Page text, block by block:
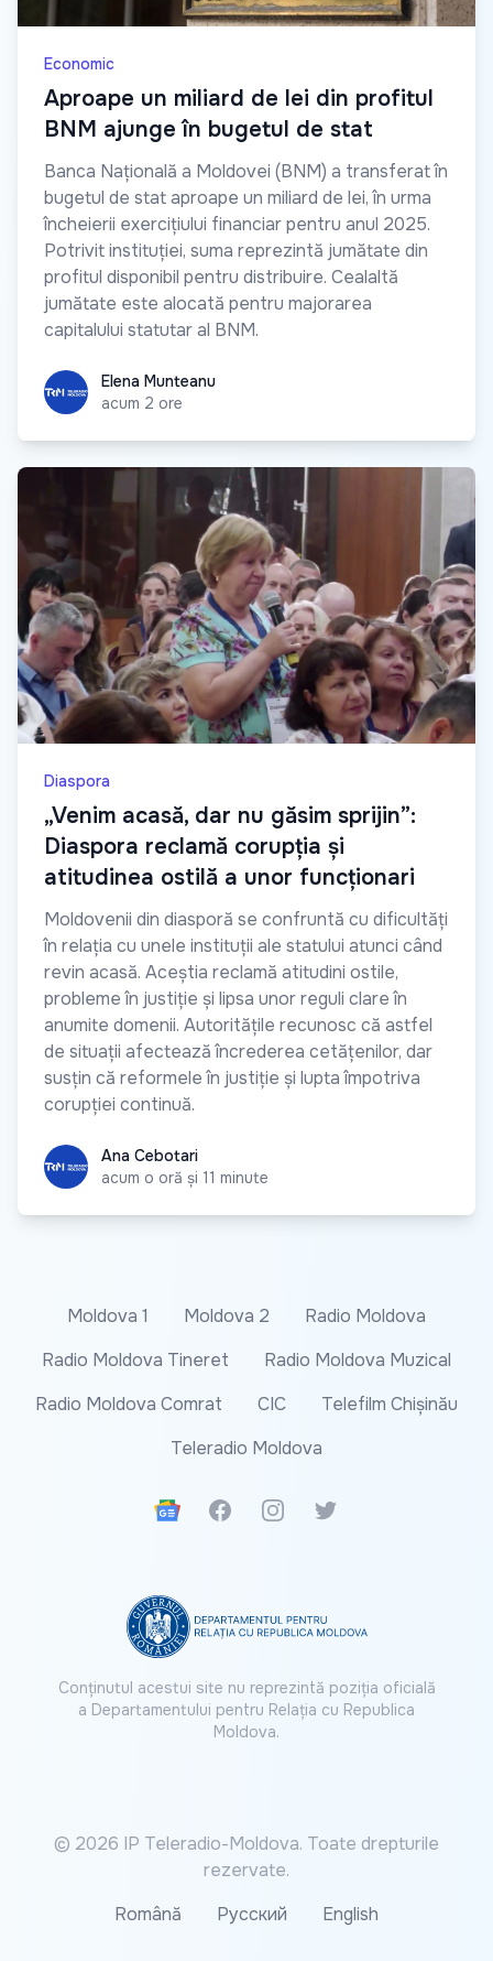
Economic
Aproape un miliard de lei din profitul
BNM ajunge în bugetul de stat
Banca Națională a Moldovei (BNM) a transferat în
bugetul de stat aproape un miliard de lei, în urma
încheierii exercițiului financiar pentru anul 2025.
Potrivit instituției, suma reprezintă jumătate din
profitul disponibil pentru distribuire. Cealaltă
jumătate este alocată pentru majorarea
capitalului statutar al BNM.
Elena Munteanu
Elena Munteanu
acum 2 ore
Diaspora
„Venim acasă, dar nu găsim sprijin”:
Diaspora reclamă corupția și
atitudinea ostilă a unor funcționari
Moldovenii din diasporă se confruntă cu dificultăți
în relația cu unele instituții ale statului atunci când
revin acasă. Aceștia reclamă atitudini ostile,
probleme în justiție și lipsa unor reguli clare în
anumite domenii. Autoritățile recunosc că astfel
de situații afectează încrederea cetățenilor, dar
susțin că reformele în justiție și lupta împotriva
corupției continuă.
Ana CebotariAna Cebotari
acum o oră și 11 minute
Moldova 1 Moldova 2
Radio Moldova
Radio Moldova Tineret
Radio Moldova Muzical
Radio Moldova Comrat
CIC
Telefilm Chișinău
Teleradio Moldova
Google News
FacebookInstagramTwitter
Conținutul acestui site nu reprezintă poziția oficială
a Departamentului pentru Relația cu Republica
Moldova.
© 2026 IP Teleradio-Moldova. Toate drepturile
rezervate.
Română
Русский English